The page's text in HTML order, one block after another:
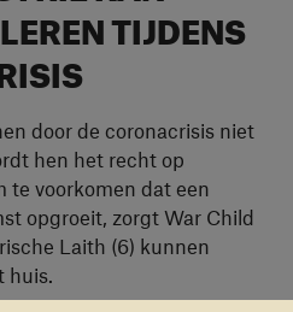
TIJDENS
door de coronacrisis niet
hen het recht op
te voorkomen dat een
opgroeit, zorgt War Child
Laith (6) kunnen
huis.